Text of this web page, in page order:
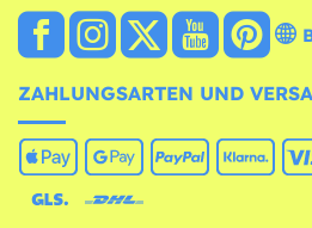
ZAHLUNGSARTEN UND